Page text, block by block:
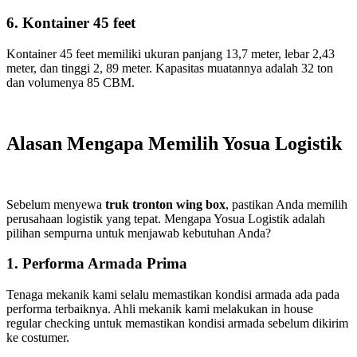
6. Kontainer 45 feet
Kontainer 45 feet memiliki ukuran panjang 13,7 meter, lebar 2,43
meter, dan tinggi 2, 89 meter. Kapasitas muatannya adalah 32 ton
dan volumenya 85 CBM.
Alasan Mengapa Memilih Yosua Logistik
Sebelum menyewa truk tronton wing box, pastikan Anda memilih
perusahaan logistik yang tepat. Mengapa Yosua Logistik adalah
pilihan sempurna untuk menjawab kebutuhan Anda?
1. Performa Armada Prima
Tenaga mekanik kami selalu memastikan kondisi armada ada pada
performa terbaiknya. Ahli mekanik kami melakukan in house
regular checking untuk memastikan kondisi armada sebelum dikirim
ke costumer.